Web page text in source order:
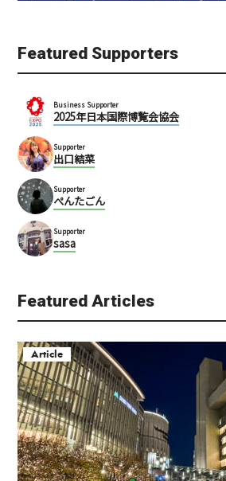
Featured Supporters
Business Supporter
2025年日本国際博覧会協会
Supporter
出口結菜
Supporter
ぺんたごん
Supporter
sasa
Featured Articles
Article